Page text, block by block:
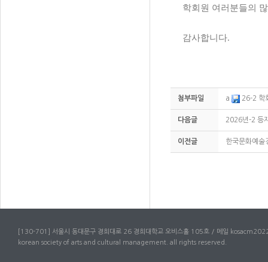
학회원 여러분들의
감사합니다.
첨부파일 a 26-2 학
다음글 2026년-2 등
이전글 한국문화예술
[130-701] 서울시 동대문구 경희대로 26 경희대학교 오비스홀 105호 / 메일
korean society of arts and cultural management. all rights reserved.